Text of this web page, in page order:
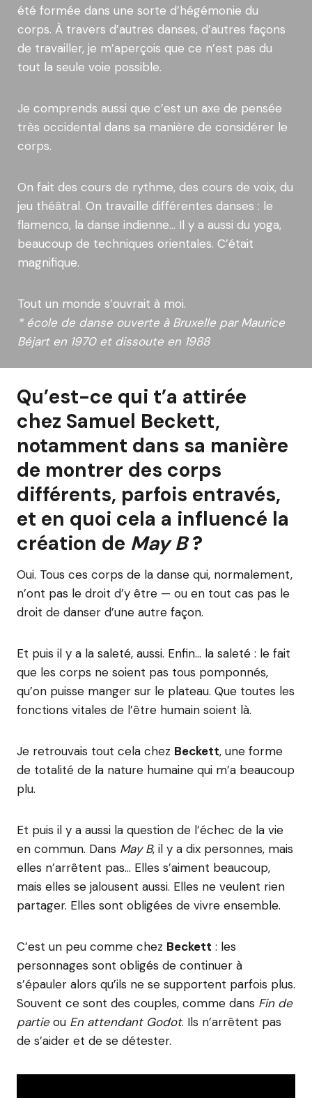
été formée dans une sorte d’hégémonie du
corps. À travers d’autres danses, d’autres façons
de travailler, je m’aperçois que ce n’est pas du
tout la seule voie possible.
Je comprends aussi que c’est un axe de pensée
très occidental dans sa manière de considérer le
corps.
On fait des cours de rythme, des cours de voix, du
jeu théâtral. On travaille différentes danses : le
flamenco, la danse indienne… Il y a aussi du yoga,
beaucoup de techniques orientales. C’était
magnifique.
Tout un monde s’ouvrait à moi.
* école de danse ouverte à Bruxelle par Maurice
Béjart en 1970 et dissoute en 1988
Qu’est-ce qui t’a attirée
chez Samuel Beckett,
notamment dans sa manière
de montrer des corps
différents, parfois entravés,
et en quoi cela a influencé la
création de May B?
Oui. Tous ces corps de la danse qui, normalement,
n’ont pas le droit d’y être — ou en tout cas pas le
droit de danser d’une autre façon.
Et puis il y a la saleté, aussi. Enfin… la saleté : le fait
que les corps ne soient pas tous pomponnés,
qu’on puisse manger sur le plateau. Que toutes les
fonctions vitales de l’être humain soient là.
Je retrouvais tout cela chez Beckett, une forme
de totalité de la nature humaine qui m’a beaucoup
plu.
Et puis il y a aussi la question de l’échec de la vie
en commun. Dans May B, il y a dix personnes, mais
elles n’arrêtent pas… Elles s’aiment beaucoup,
mais elles se jalousent aussi. Elles ne veulent rien
partager. Elles sont obligées de vivre ensemble.
C’est un peu comme chez Beckett : les
personnages sont obligés de continuer à
s’épauler alors qu’ils ne se supportent parfois plus.
Souvent ce sont des couples, comme dans Fin de
partieou En attendant Godot. Ils n’arrêtent pas
de s’aider et de se détester.